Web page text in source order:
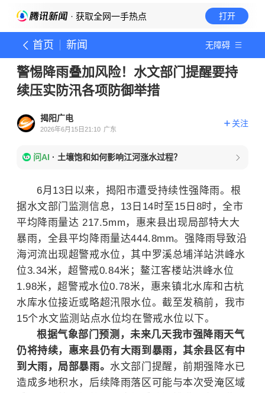
· 获取全网一手热点 打开
首页 新闻 无障碍
警惕降雨叠加风险！水文部门提醒要持
续压实防汛各项防御举措
揭阳广电
2026年6月15日21:10 广东
关注
问AI · 土壤饱和如何影响江河涨水过程？
6月13日以来，揭阳市遭受持续性强降雨。根
据水文部门监测信息，13日14时至15日8时，全市
平均降雨量达 217.5mm，惠来县出现局部特大大
暴雨，全县平均降雨量达444.8mm。强降雨导致沿
海河流出现超警戒水位，其中罗溪总埔洋站洪峰水
位3.34米，超警戒0.84米；鳌江客楼站洪峰水位
1.98米，超警戒水位0.78米，惠来镇北水库和古杭
水库水位接近或略超汛限水位。截至发稿前，我市
15个水文监测站点水位均在警戒水位以下。
根据气象部门预测，未来几天我市强降雨天气
仍将持续，惠来县仍有大雨到暴雨，其余县区有中
到大雨，局部暴雨。 水文部门提醒，前期强降水已
造成多地积水，后续降雨落区可能与本次受淹区域